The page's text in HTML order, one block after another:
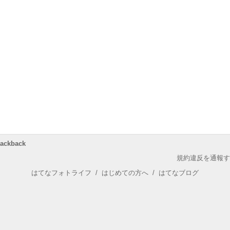
規約違反を通報
はてなフォトライフ / はじめての方へ / はてなブログ